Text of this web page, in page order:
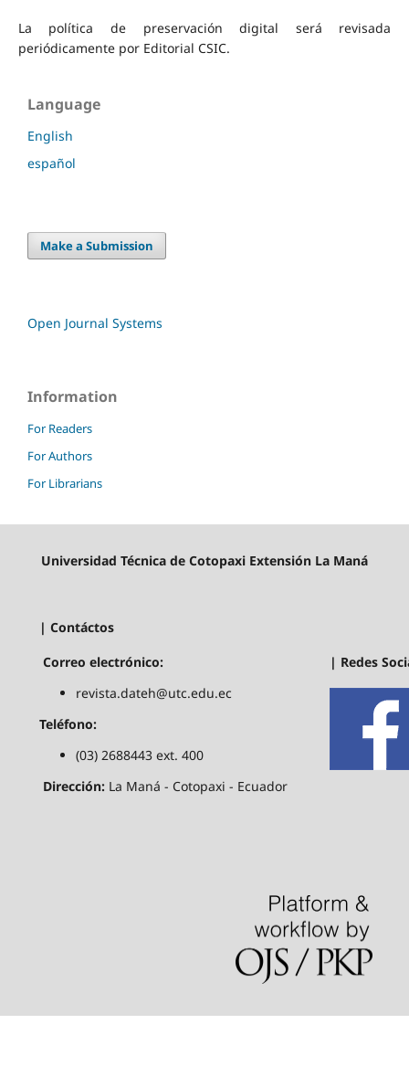
La política de preservación digital será revisada
periódicamente por Editorial CSIC.
Language
English
español
Make a Submission
Open Journal Systems
Information
For Readers
For Authors
For Librarians
Universidad Técnica de Cotopaxi Extensión La Maná
| Contáctos
Correo electrónico:
revista.dateh@utc.edu.ec
Teléfono:
(03) 2688443 ext. 400
Dirección: La Maná - Cotopaxi - Ecuador
| Redes